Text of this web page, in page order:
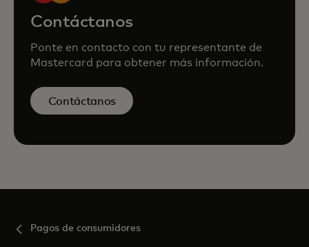
Contáctanos
Ponte en contacto con tu representante de
Mastercard para obtener más información.
Contáctanos
Pagos de consumidores